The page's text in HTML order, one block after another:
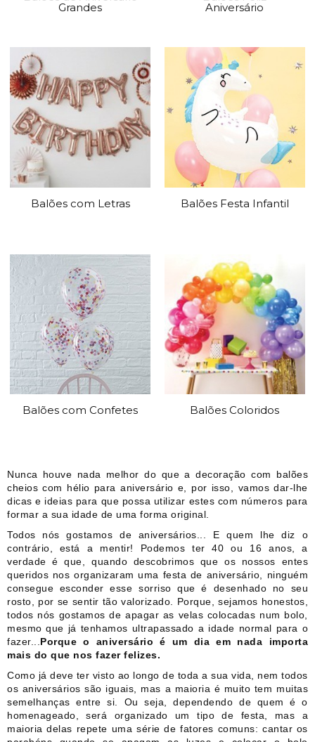
Grandes
Aniversário
Balões com Letras Balões Festa Infantil
Balões com Confetes Balões Coloridos
Nunca houve nada melhor do que a decoração com balões
cheios com hélio para aniversário e, por isso, vamos dar-lhe
dicas e ideias para que possa utilizar estes com números para
formar a sua idade de uma forma original.
Todos nós gostamos de aniversários... E quem lhe diz o
contrário, está a mentir! Podemos ter 40 ou 16 anos, a
verdade é que, quando descobrimos que os nossos entes
queridos nos organizaram uma festa de aniversário, ninguém
consegue esconder esse sorriso que é desenhado no seu
rosto, por se sentir tão valorizado. Porque, sejamos honestos,
todos nós gostamos de apagar as velas colocadas num bolo,
mesmo que já tenhamos ultrapassado a idade normal para o
fazer... Porque o aniversário é um dia em nada importa
mais do que nos fazer felizes.
Como já deve ter visto ao longo de toda a sua vida, nem todos
os aniversários são iguais, mas a maioria é muito tem muitas
semelhanças entre si. Ou seja, dependendo de quem é o
homenageado, será organizado um tipo de festa, mas a
maioria delas repete uma série de fatores comuns: cantar os